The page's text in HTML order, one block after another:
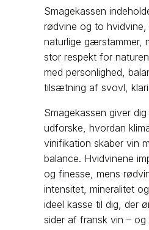
Smagekassen
rødvine og to
naturlige gærstammer,
stor respekt for
med personlighed,
tilsætning af svovl,
Smagekassen giver
udforske, hvordan
vinifikation skaber vin
balance. Hvidvinene
og finesse, mens
intensitet, mineralitet
ideel kasse til dig, der
sider af fransk vin –